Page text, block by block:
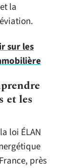
la
sur les
et les
loi ÉLAN
près